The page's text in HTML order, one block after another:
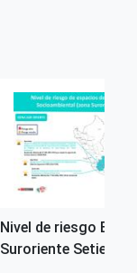
Nivel de riesgo
Suroriente